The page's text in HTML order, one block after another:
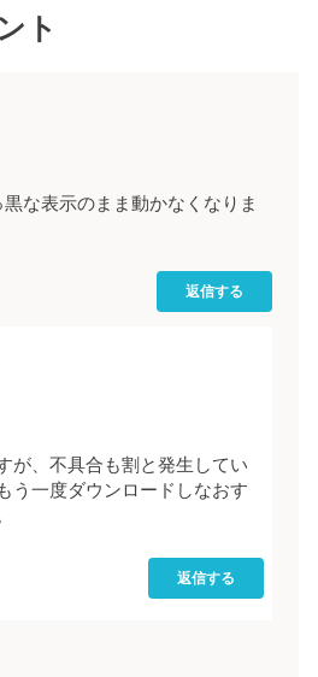
ト
な表示のまま動かなくなりま
返信する
が、不具合も割と発生してい
う一度ダウンロードしなおす
返信する